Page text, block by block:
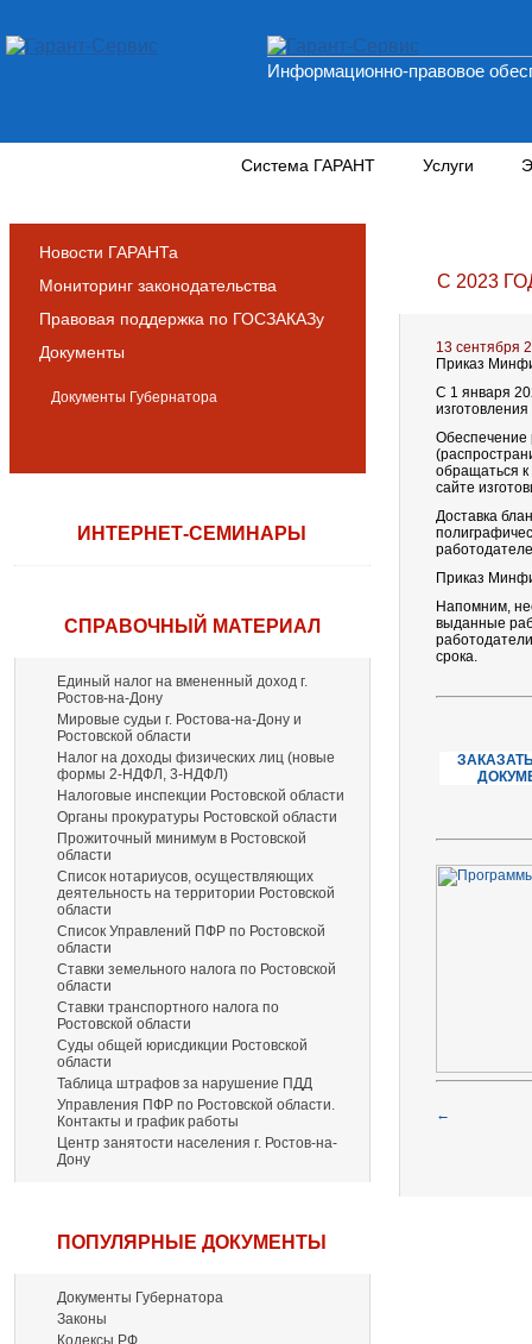
Информационно-правовое
Система ГАРАНТ Услуги
Новости ГАРАНТа
Мониторинг законодательства
Правовая поддержка по ГОСЗАКАЗу
Документы
Документы Губернатора
ИНТЕРНЕТ-СЕМИНАРЫ
СПРАВОЧНЫЙ МАТЕРИАЛ
Единый налог на вмененный доход г.
Ростов-на-Дону
Мировые судьи г. Ростова-на-Дону и
Ростовской области
Налог на доходы физических лиц (новые
формы 2-НДФЛ, 3-НДФЛ)
Налоговые инспекции Ростовской области
Органы прокуратуры Ростовской области
Прожиточный минимум в Ростовской
области
Список нотариусов, осуществляющих
деятельность на территории Ростовской
области
Список Управлений ПФР по Ростовской
области
Ставки земельного налога по Ростовской
области
Ставки транспортного налога по
Ростовской области
Суды общей юрисдикции Ростовской
области
Таблица штрафов за нарушение ПДД
Управления ПФР по Ростовской области.
Контакты и график работы
Центр занятости населения г. Ростов-на-
Дону
ПОПУЛЯРНЫЕ ДОКУМЕНТЫ
Документы Губернатора
Законы
Кодексы РФ
С 2023
13 сентября
Приказ
С 1 января
Обеспечение
обращаться
сайте
Доставка
Приказ
Напомним,
выданные
срока.
←